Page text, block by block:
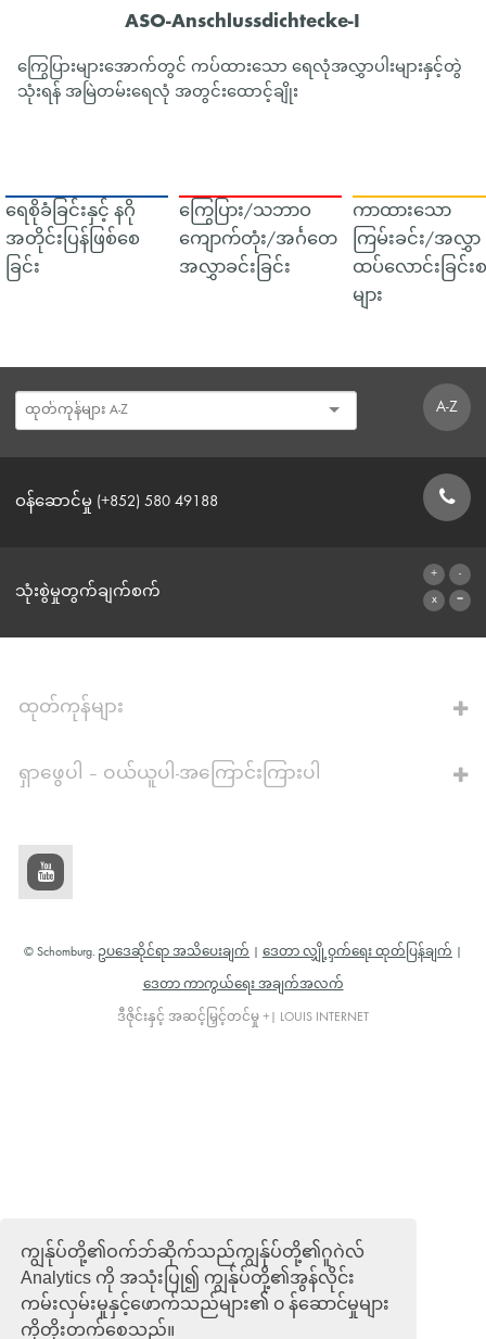
ကျွန်ုပ်တို့၏ဝက်ဘ်ဆိုက်သည်ကျွန်ုပ်တို့၏ဂူဂဲလ်
Analytics ကို အသုံးပြု၍ ကျွန်ုပ်တို့၏အွန်လိုင်း
ကမ်းလှမ်းမှုနှင့်ဖောက်သည်များ၏ ၀ န်ဆောင်မှုများ
ကိုတိုးတက်စေသည်။
ASO-Anschlussdichtecke-I
ကြွေပြားများအောက်တွင် ကပ်ထားသော ရေလုံအလွှာပါးများနှင့်တွဲ
သုံးရန် အမြဲတမ်းရေလုံ အတွင်းထောင့်ချိုး
ရေစိုခံခြင်းနှင့် နဂို
အတိုင်းပြန်ဖြစ်စေ
ခြင်း
ကြွေပြား/သဘာဝ
ကျောက်တုံး/အင်္ဂတေ
အလွှာခင်းခြင်း
ကာထားသော
ကြမ်းခင်း/အလွှာ
ထပ်လောင်းခြင်း
များ
A-Z
ဝန်ဆောင်မှု (+852) 580 49188
သုံးစွဲမှုတွက်ချက်စက်
ထုတ်ကုန်များ
ရှာဖွေပါ – ဝယ်ယူပါ-အကြောင်းကြားပါ
© Schomburg. ဥပဒေဆိုင်ရာ အသိပေးချက် ဒေတာ လျှို့ဝှက်ရေး ထုတ်ပြန်ချက်
ဒေတာ ကာကွယ်ရေး အချက်အလက်
ဒီဇိုင်းနှင့် အဆင့်မြှင့်တင်မှု +| LOUIS INTERNET